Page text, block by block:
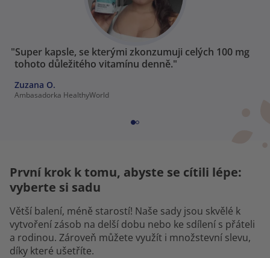
"Super kapsle, se kterými zkonzumuji celých 100 mg
tohoto důležitého vitamínu denně."
Zuzana O.
Ambasadorka HealthyWorld
První krok k tomu, abyste se cítili lépe:
vyberte si sadu
Větší balení, méně starostí! Naše sady jsou skvělé k
vytvoření zásob na delší dobu nebo ke sdílení s přáteli
a rodinou. Zároveň můžete využít i množstevní slevu,
díky které ušetříte.